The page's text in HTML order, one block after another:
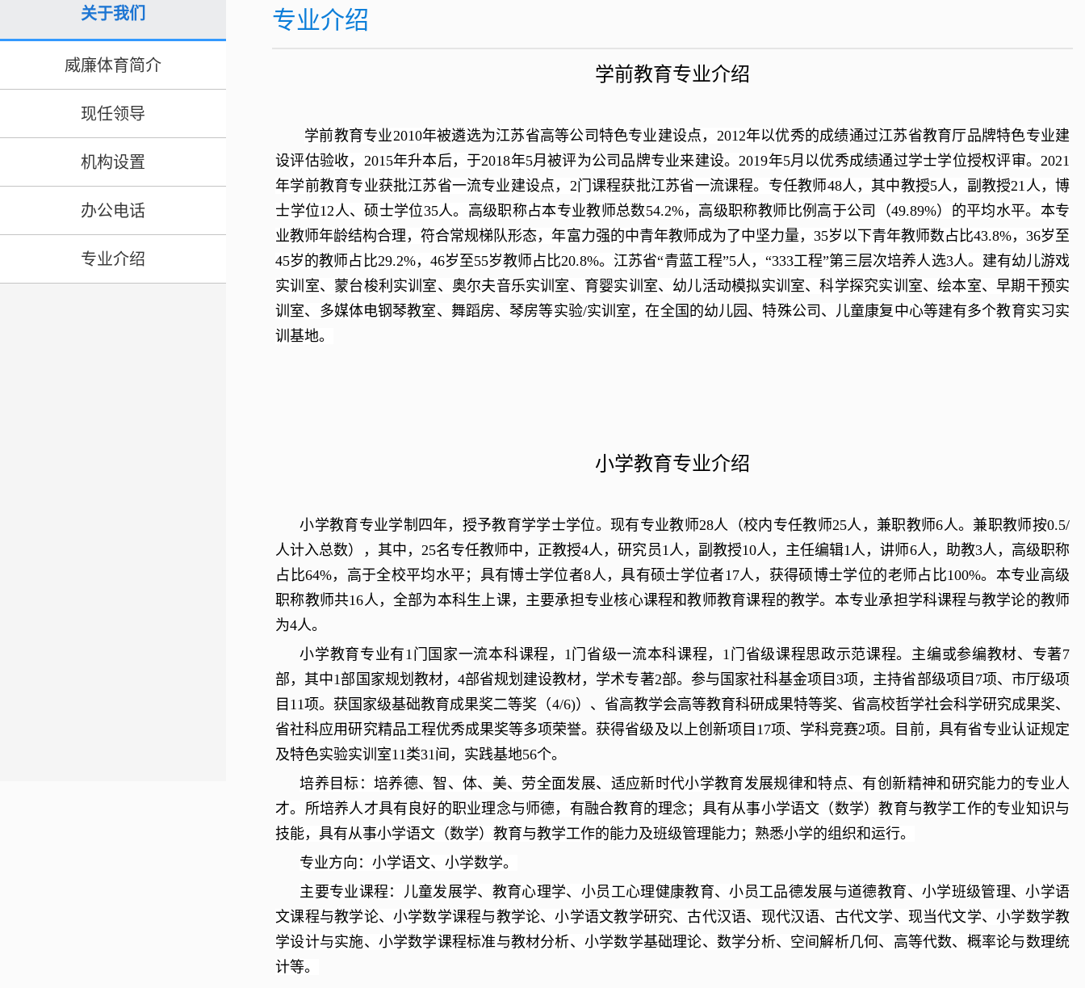
关于我们
​威廉体育简介
现任领导
机构设置
办公电话
专业介绍
专业介绍
学前教育专业介绍
学前教育专业2010年被遴选为江苏省高等公司特色专业建设点，2012年以优秀的成绩通过江苏省教育厅品牌特色专业建
设评估验收，2015年升本后，于2018年5月被评为公司品牌专业来建设。2019年5月以优秀成绩通过学士学位授权评审。2021
年学前教育专业获批江苏省一流专业建设点，2门课程获批江苏省一流课程。专任教师48人，其中教授5人，副教授21人，博
士学位12人、硕士学位35人。高级职称占本专业教师总数54.2%，高级职称教师比例高于公司（49.89%）的平均水平。本专
业教师年龄结构合理，符合常规梯队形态，年富力强的中青年教师成为了中坚力量，35岁以下青年教师数占比43.8%，36岁至
45岁的教师占比29.2%，46岁至55岁教师占比20.8%。江苏省“青蓝工程”5人，“333工程”第三层次培养人选3人。建有幼儿游戏
实训室、蒙台梭利实训室、奥尔夫音乐实训室、育婴实训室、幼儿活动模拟实训室、科学探究实训室、绘本室、早期干预实
训室、多媒体电钢琴教室、舞蹈房、琴房等实验/实训室，在全国的幼儿园、特殊公司、儿童康复中心等建有多个教育实习实
训基地。
小学教育专业介绍
小学教育专业学制四年，授予教育学学士学位。现有专业教师28人（校内专任教师25人，兼职教师6人。兼职教师按0.5/
人计入总数），其中， 25名专任教师中，正教授4人，研究员1人，副教授10人，主任编辑1人，讲师6人，助教3人，高级职称
占比64%，高于全校平均水平；具有博士学位者8人，具有硕士学位者17人，获得硕博士学位的老师占比100%。本专业高级
职称教师共16人，全部为本科生上课，主要承担专业核心课程和教师教育课程的教学。本专业承担学科课程与教学论的教师
为4人。
小学教育专业有1门国家一流本科课程， 1门省级一流本科课程， 1门省级课程思政示范课程。主编或参编教材、专著7
部，其中1部国家规划教材， 4部省规划建设教材，学术专著2部。参与国家社科基金项目3项，主持省部级项目 7项、市厅级项
目 11项。获国家级基础教育成果奖二等奖（4/6)）、省高教学会高等教育科研成果特等奖、省高校哲学社会科学研究成果奖、
省社科应用研究精品工程优秀成果奖等多项荣誉。获得省级及以上创新项目 17项、学科竞赛2项。目前，具有省专业认证规定
及特色实验实训室11类31间，实践基地56个。
培养目标：培养德、智、体、美、劳全面发展、适应新时代小学教育发展规律和特点、有创新精神和研究能力的专业人
才。所培养人才具有良好的职业理念与师德，有融合教育的理念；具有从事小学语文（数学）教育与教学工作的专业知识与
技能，具有从事小学语文（数学）教育与教学工作的能力及班级管理能力；熟悉小学的组织和运行。
专业方向：小学语文、小学数学。
主要专业课程：儿童发展学、教育心理学、小员工心理健康教育、小员工品德发展与道德教育、小学班级管理、小学语
文课程与教学论、小学数学课程与教学论、小学语文教学研究、古代汉语、现代汉语、古代文学、现当代文学、小学数学教
学设计与实施、小学数学课程标准与教材分析、小学数学基础理论、数学分析、空间解析几何、高等代数、概率论与数理统
计等。